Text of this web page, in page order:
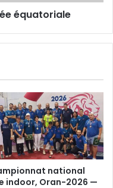
équatoriale
national
indoor, Oran-2026 —